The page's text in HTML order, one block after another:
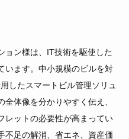
ョン様は、IT技術を駆使した
います。中小規模のビルを対
したスマートビル管理ソリュ
体像を分かりやすく伝え、
レットの必要性が高まってい
不足の解消、省エネ、資産価